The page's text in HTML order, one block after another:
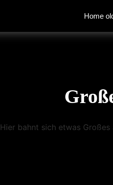
Home
Hier bahnt sich etwas